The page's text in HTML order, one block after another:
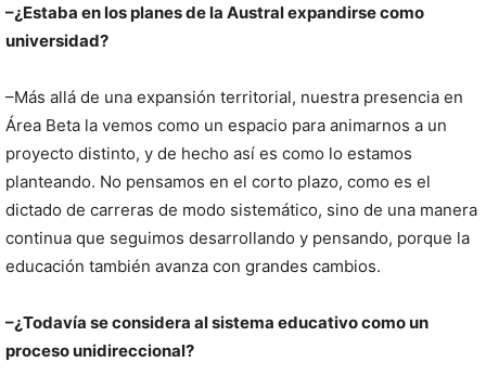
–¿Estaba en los planes de la Austral expandirse como
universidad?
–Más allá de una expansión territorial, nuestra presencia en
Área Beta la vemos como un espacio para animarnos a un
proyecto distinto, y de hecho así es como lo estamos
planteando. No pensamos en el corto plazo, como es el
dictado de carreras de modo sistemático, sino de una manera
continua que seguimos desarrollando y pensando, porque la
educación también avanza con grandes cambios.
–¿Todavía se considera al sistema educativo como un
proceso unidireccional?